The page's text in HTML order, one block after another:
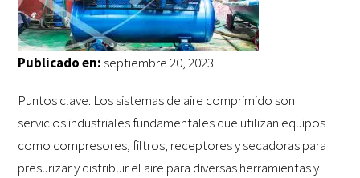
Publicado en:septiembre 20, 2023
Puntos clave: Los sistemas de aire comprimido son
servicios industriales fundamentales que utilizan equipos
como compresores, filtros, receptores y secadoras para
presurizar y distribuir el aire para diversas herramientas y